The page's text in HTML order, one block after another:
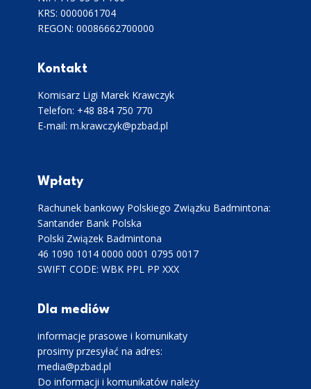
KRS: 0000061704
REGON: 00086662700000
Kontakt
Komisarz Ligi Marek Krawczyk
Telefon: +48 884 750 770
E-mail: m.krawczyk@pzbad.pl
Wpłaty
Rachunek bankowy Polskiego Związku Badmintona:
Santander Bank Polska
Polski Związek Badmintona
46 1090 1014 0000 0001 0795 0017
SWIFT CODE: WBK PPL PP XXX
Dla mediów
informacje prasowe i komunikaty
prosimy przesyłać na adres:
media@pzbad.pl
Do informacji i komunikatów należy